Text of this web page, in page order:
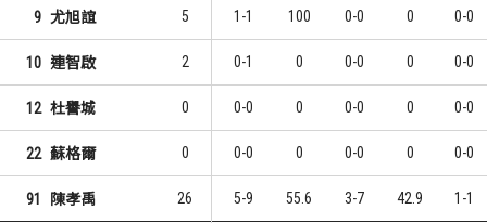
9 尤旭誼 5 1-1 100 0-0 0 0-0
10 連智啟 2 0-1 0 0-0 0 0-0
12 杜譽城 0 0-0 0 0-0 0 0-0
22 蘇格爾 0 0-0 0 0-0 0 0-0
91 陳孝禹 26 5-9 55.6 3-7 42.9 1-1